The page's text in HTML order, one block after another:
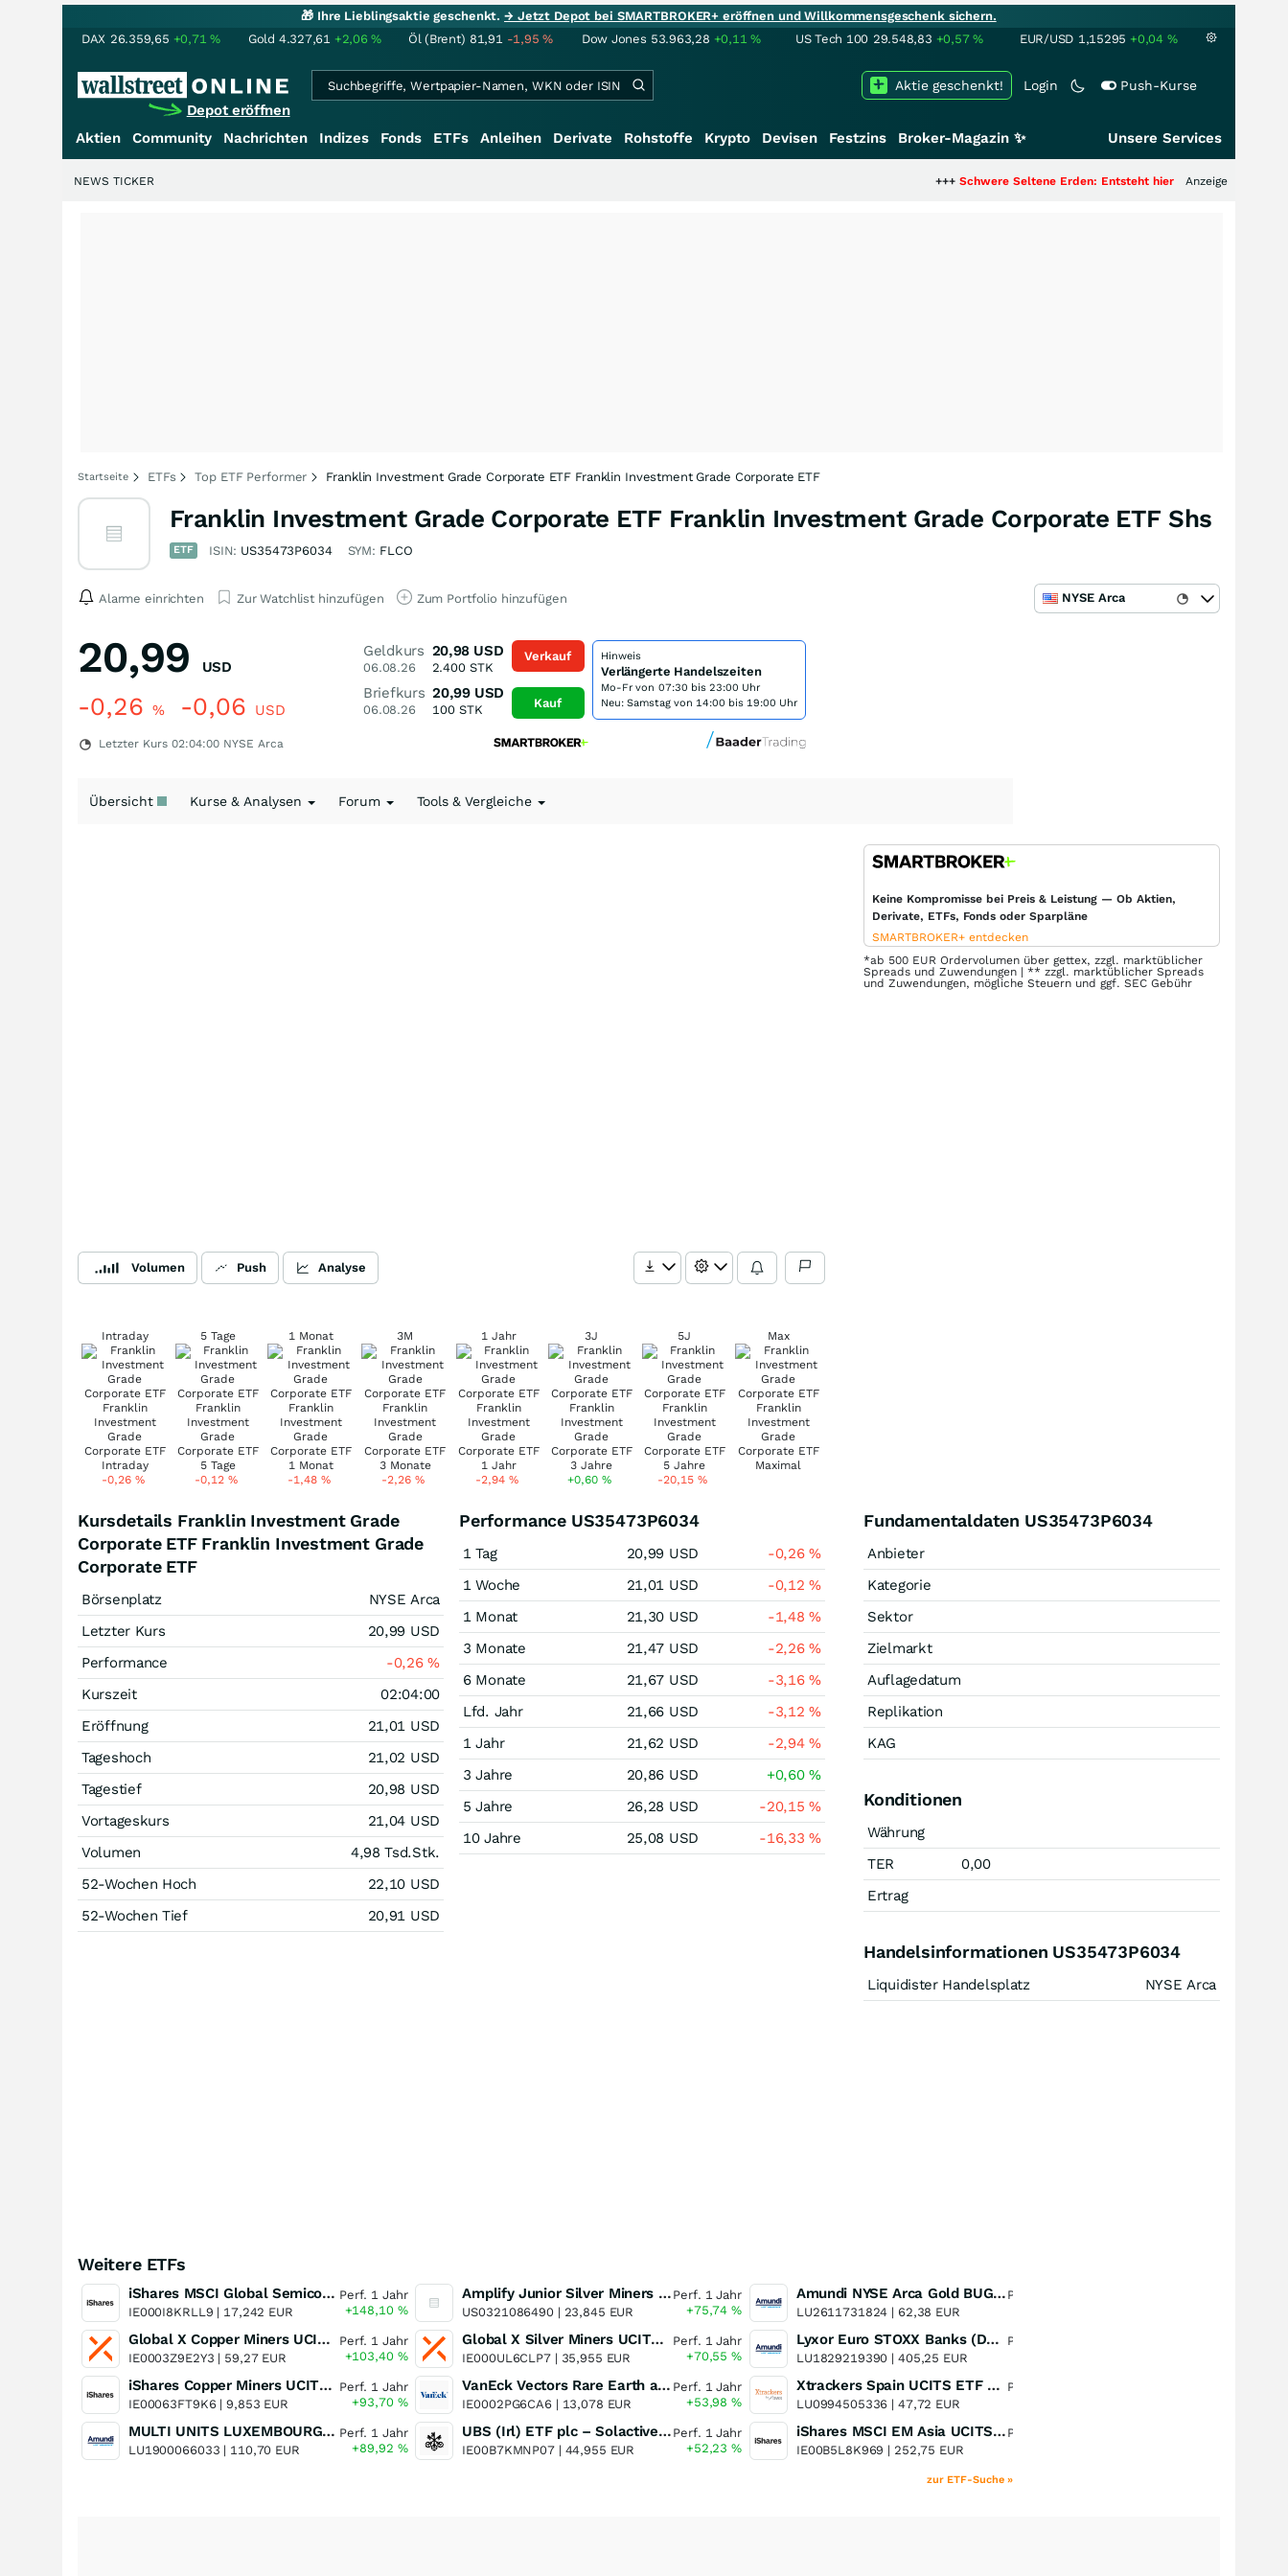
🎁 Ihre Lieblingsaktie geschenkt.→ Jetzt Depot bei SMARTBROKER+ eröffnen und Willkommensgeschenk sichern.
DAX 26.359,65 +0,71% Gold 4.327,61 +2,06% Öl (Brent) 81,91 -1,95% Dow Jones 53.963,28 +0,11% US Tech 100 29.548,83 +0,57% EUR/USD 1,15295 +0,04 %
Depot eröffnen
Login Push-Kurse
Aktie geschenkt!
Aktien Community Nachrichten Indizes Fonds ETFs Anleihen Derivate Rohstoffe Krypto Devisen Festzins Broker-Magazin ✨ Unsere Services
Schwere Seltene Erden: Entsteht hier die nächste Milliardenstory?
Anzeige
NEWS TICKER
Startseite ETFs Top ETF Performer Franklin Investment Grade Corporate ETF Franklin Investment Grade Corporate ETF
Franklin Investment Grade Corporate ETF Franklin Investment Grade Corporate ETF Shs
ETF ISIN: US35473P6034 SYM: FLCO
Alarme einrichten Zur Watchlist hinzufügen Zum Portfolio hinzufügen NYSE Arca
20,99 USD
-0,26 % -0,06 USD
Letzter Kurs 02:04:00 NYSE Arca
Geldkurs
06.08.26
20,98 USD
2.400STK
Briefkurs
06.08.26
20,99 USD
100STK
Verkauf
Kauf
Hinweis
Verlängerte Handelszeiten
Mo-Fr von 07:30 bis 23:00 Uhr
Neu: Samstag von 14:00 bis 19:00 Uhr
Übersicht Kurse & Analysen Forum Tools & Vergleiche
Volumen Push Analyse
Intraday
-0,26 %
5 Tage
-0,12 %
1 Monat
-1,48 %
3M
-2,26%
1 Jahr
-2,94 %
3J
+0,60 %
5J
-20,15%
Max
Keine Kompromisse bei Preis & Leistung — Ob Aktien,
Derivate, ETFs, Fonds oder Sparpläne
SMARTBROKER+ entdecken
*ab 500 EUR Ordervolumen über gettex, zzgl. marktüblicher
Spreads und Zuwendungen | ** zzgl. marktüblicher Spreads
und Zuwendungen, mögliche Steuern und ggf. SEC Gebühr
Kursdetails Franklin Investment Grade
Corporate ETF Franklin Investment Grade
Corporate ETF
Börsenplatz
NYSE Arca
Letzter Kurs
20,99 USD
Performance
-0,26%
Kurszeit
02:04:00
Eröffnung
21,01 USD
Tageshoch
21,02 USD
Tagestief
20,98 USD
Vortageskurs
21,04 USD
Volumen
4,98 Tsd.Stk.
52-Wochen Hoch
22,10 USD
52-Wochen Tief
20,91 USD
Performance US35473P6034
1 Tag 20,99 USD -0,26%
1 Woche
21,01 USD -0,12%
1 Monat
21,30 USD -1,48%
3 Monate
21,47 USD -2,26%
6 Monate
21,67 USD -3,16%
Lfd. Jahr
21,66 USD -3,12%
1 Jahr
21,62 USD -2,94%
3 Jahre
20,86 USD +0,60%
5 Jahre
26,28 USD -20,15%
10 Jahre
25,08 USD -16,33%
Fundamentaldaten US35473P6034
Anbieter
Kategorie
Sektor
Zielmarkt
Auflagedatum
Replikation
KAG
Konditionen
Währung
TER
0,00
Ertrag
Handelsinformationen US35473P6034
Liquidister Handelsplatz NYSE Arca
Weitere ETFs
iShares MSCI Global Semiconductors UCITS ETF USD (Acc)
IE000I8KRLL9 | 17,242 EUR
Perf. 1 Jahr
+148,10 %
Global X Copper Miners UCITS ETF USD Acc
IE0003Z9E2Y3 | 59,27 EUR
Perf. 1 Jahr
+103,40 %
iShares Copper Miners UCITS ETF
IE00063FT9K6 |9,853 EUR
Perf. 1 Jahr
+93,70 %
MULTI UNITS LUXEMBOURG - Lyxor MSCI Semiconductors ESG Filtered
LU1900066033 | 110,70 EUR
Perf. 1 Jahr
+89,92 %
Amplify Junior Silver Miners ETF Junior Silver Miners ETF
US0321086490 | 23,845 EUR
Perf. 1 Jahr
+75,74%
Global X Silver Miners UCITS ETF
IE000UL6CLP7 | 35,955 EUR
Perf. 1 Jahr
+70,55%
VanEck Vectors Rare Earth and Strategic Metals UCITS ETF
IE0002PG6CA6 | 13,078 EUR
Perf. 1 Jahr
+53,98%
UBS (Irl) ETF plc – Solactive Global Pure Gold Miners UCITS ETF - A Dis USD o.N.
IE00B7KMNP07 | 44,955 EUR
Perf. 1 Jahr
+52,23%
Amundi NYSE Arca Gold BUGS UCITS ETF Dist
LU2611731824 | 62,38 EUR
Perf. 1 Jahr
Lyxor Euro STOXX Banks (DR) UCITS ETF- Acc
LU1829219390 | 405,25 EUR
Perf. 1 Jahr
Xtrackers Spain UCITS ETF Distribution
LU0994505336 | 47,72 EUR
Perf. 1 Jahr
iShares MSCI EM Asia UCITS ETF
IE00B5L8K969 | 252,75 EUR
Perf. 1 Jahr
zur ETF-Suche »